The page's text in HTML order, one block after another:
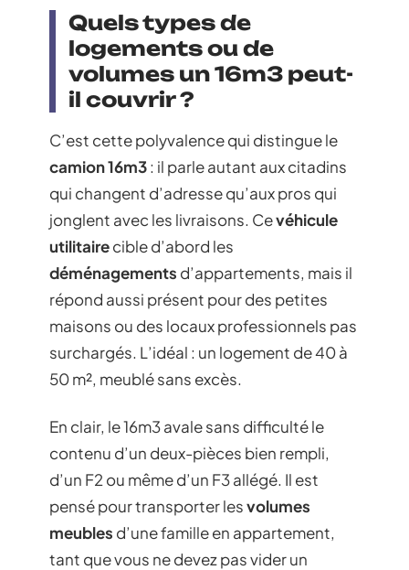
Quels types de
logements ou de
volumes un 16m3 peut-
il couvrir ?
C’est cette polyvalence qui distingue le
camion 16m3: il parle autant aux citadins
qui changent d’adresse qu’aux pros qui
jonglent avec les livraisons. Cevéhicule
utilitairecible d’abord les
déménagements d’appartements, mais il
répond aussi présent pour des petites
maisons ou des locaux professionnels pas
surchargés. L’idéal : un logement de 40 à
50 m², meublé sans excès.
En clair, le 16m3 avale sans difficulté le
contenu d’un deux-pièces bien rempli,
d’un F2 ou même d’un F3 allégé. Il est
pensé pour transporter lesvolumes
meubles d’une famille en appartement,
tant que vous ne devez pas vider un